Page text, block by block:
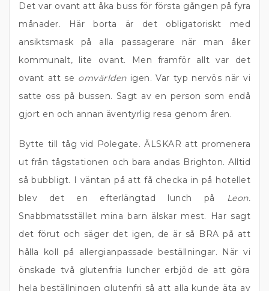
Det var ovant att åka buss för första gången på fyra
månader. Här borta är det obligatoriskt med
ansiktsmask på alla passagerare när man åker
kommunalt, lite ovant. Men framför allt var det
ovant att se omvärlden igen. Var typ nervös när vi
satte oss på bussen. Sagt av en person som endå
gjort en och annan äventyrlig resa genom åren.
Bytte till tåg vid Polegate. ÄLSKAR att promenera
ut från tågstationen och bara andas Brighton. Alltid
så bubbligt. I väntan på att få checka in på hotellet
blev det en efterlängtad lunch på Leon.
Snabbmatsstället mina barn älskar mest. Har sagt
det förut och säger det igen, de är så BRA på att
hålla koll på allergianpassade beställningar. När vi
önskade två glutenfria luncher erbjöd de att göra
hela beställningen glutenfri så att alla kunde äta av